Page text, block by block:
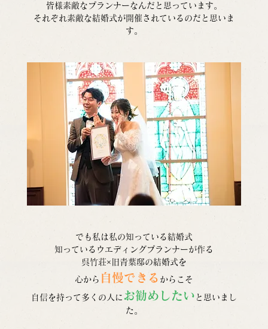
皆様素敵なプランナーなんだと思っています。
それぞれ素敵な結婚式が開催されているのだと思いま
す。
でも私は私の知っている結婚式
知っているウエディングプランナーが作る
呉竹荘×旧青葉邸の結婚式を
心から 自慢できる からこそ
自信を持って多くの人に お勧めしたい と思いまし
た。